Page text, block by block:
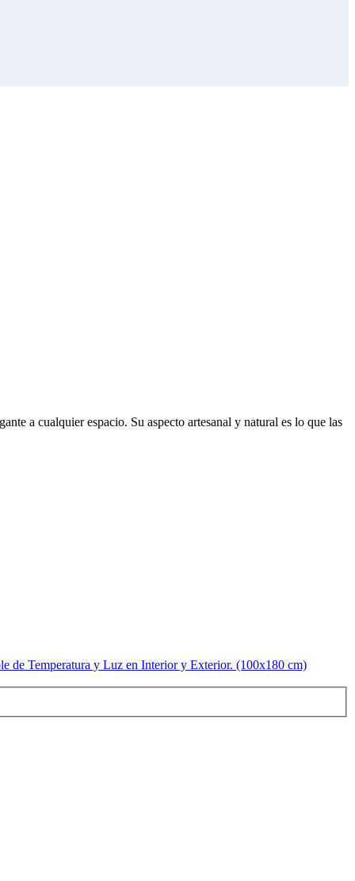
a cualquier espacio. Su aspecto artesanal y natural es lo que las
de Temperatura y Luz en Interior y Exterior. (100x180 cm)